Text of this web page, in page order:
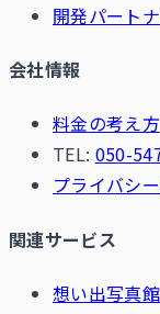
開発パート
会社情報
料金の考え方
TEL: 050-
プライバシ
関連サービス
想い出写真